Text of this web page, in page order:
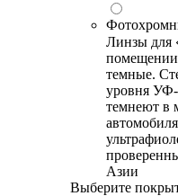
Линзы для
помещении
темные.
уровня
темнеют в
Азии
Выберите